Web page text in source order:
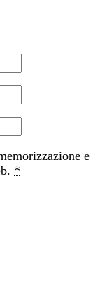
e
*